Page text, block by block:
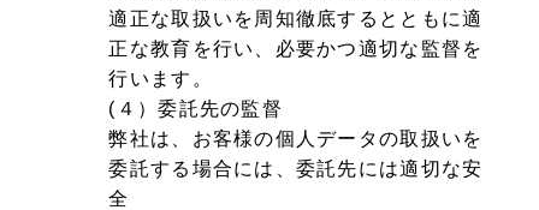
適正な取扱いを周知徹底するとともに適
正な教育を行い、必要かつ適切な監督を
行います。
(４）委託先の監督
弊社は、お客様の個人データの取扱いを
委託する場合には、委託先には適切な安
全